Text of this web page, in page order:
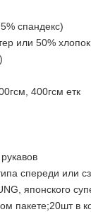
спандекс)
или 50%
400гсм етк
спереди или
японского
пакете;20шт в